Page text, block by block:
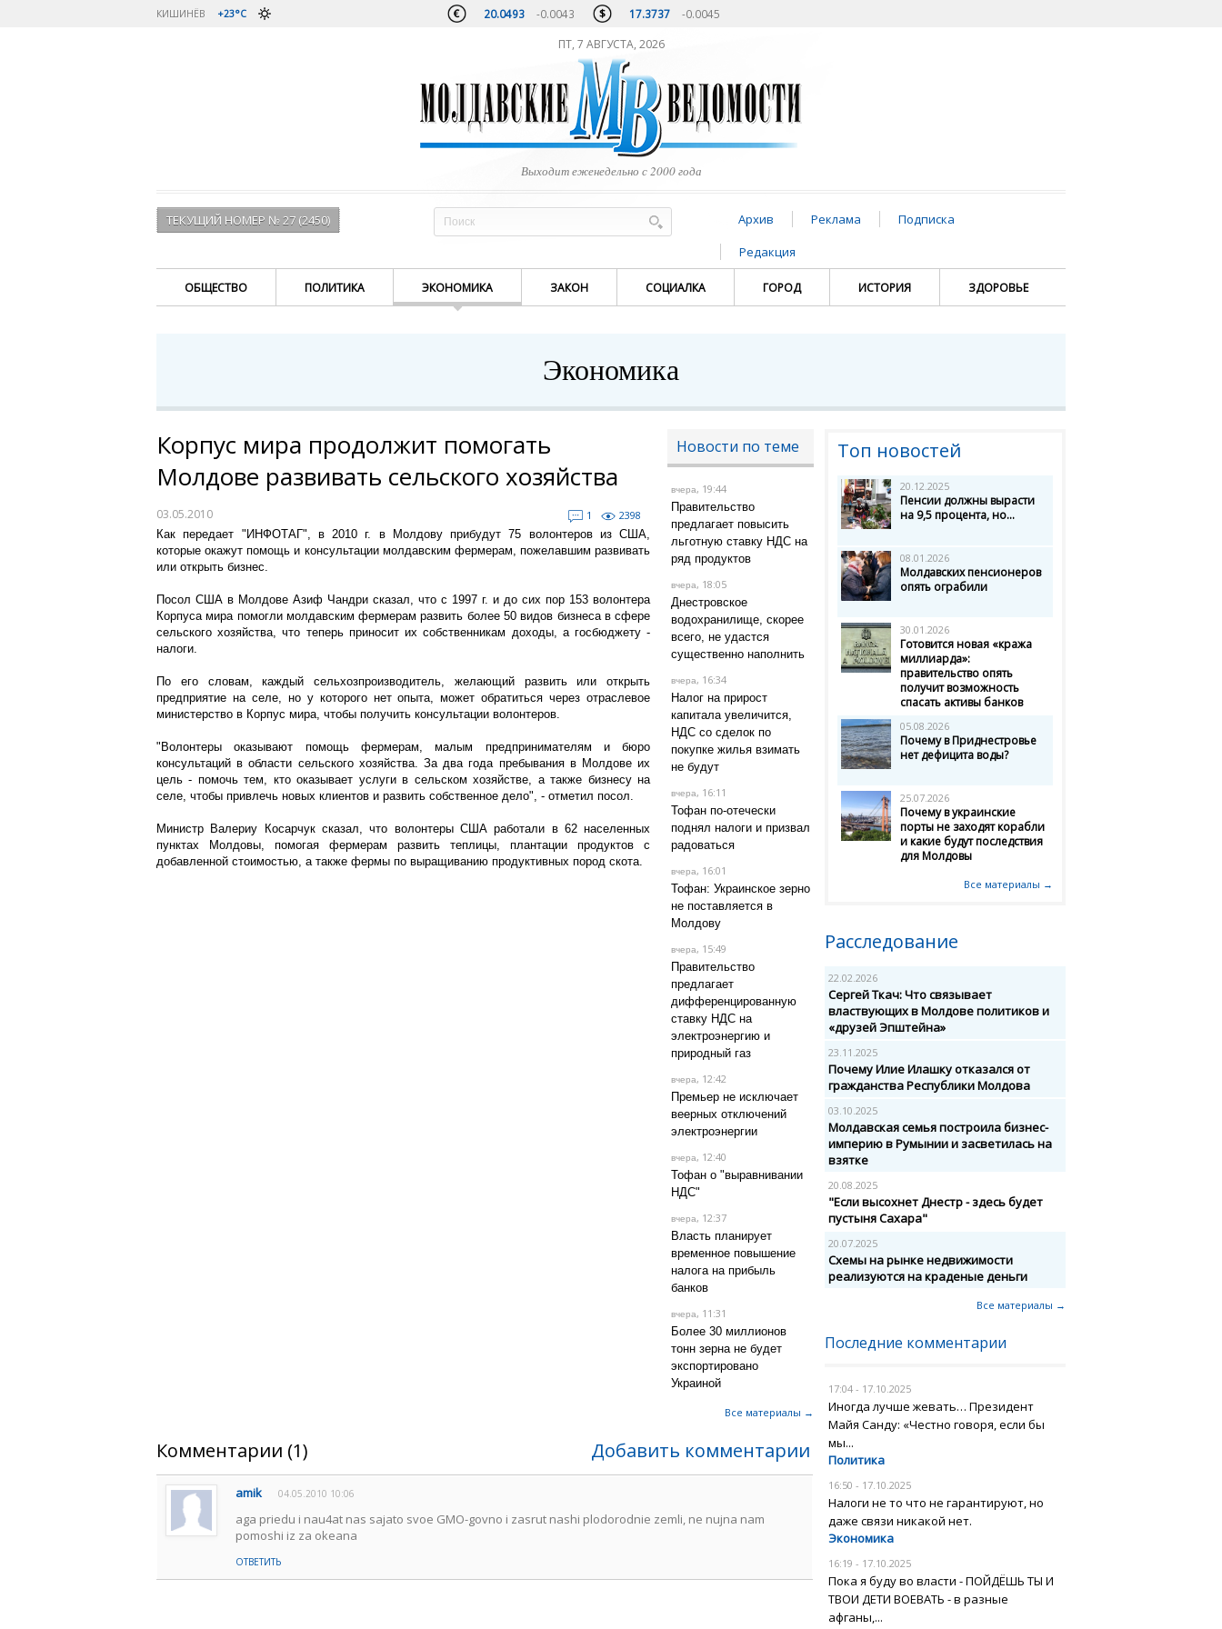
КИШИНЁВ +23°C 20.0493 -0.0043 17.3737 -0.0045
ПТ, 7 АВГУСТА, 2026
Выходит еженедельно с 2000 года
ТЕКУЩИЙ НОМЕР № 27 (2450) Архив Реклама
Подписка
Редакция
ОБЩЕСТВО ПОЛИТИКА ЭКОНОМИКА ЗАКОН СОЦИАЛКА ГОРОД ИСТОРИЯ ЗДОРОВЬЕ
Экономика
Корпус мира продолжит помогать
Молдове развивать сельского хозяйства
03.05.2010 1
2398
Как передает "ИНФОТАГ", в 2010 г. в Молдову прибудут 75 волонтеров из США,
которые окажут помощь и консультации молдавским фермерам, пожелавшим развивать
или открыть бизнес.
Посол США в Молдове Азиф Чандри сказал, что с 1997 г. и до сих пор 153 волонтера
Корпуса мира помогли молдавским фермерам развить более 50 видов бизнеса в сфере
сельского хозяйства, что теперь приносит их собственникам доходы, а госбюджету -
налоги.
По его словам, каждый сельхозпроизводитель, желающий развить или открыть
предприятие на селе, но у которого нет опыта, может обратиться через отраслевое
министерство в Корпус мира, чтобы получить консультации волонтеров.
"Волонтеры оказывают помощь фермерам, малым предпринимателям и бюро
консультаций в области сельского хозяйства. За два года пребывания в Молдове их
цель - помочь тем, кто оказывает услуги в сельском хозяйстве, а также бизнесу на
селе, чтобы привлечь новых клиентов и развить собственное дело", - отметил посол.
Министр Валериу Косарчук сказал, что волонтеры США работали в 62 населенных
пунктах Молдовы, помогая фермерам развить теплицы, плантации продуктов с
добавленной стоимостью, а также фермы по выращиванию продуктивных пород скота.
Новости по теме
вчера, 19:44
Правительство
предлагает повысить
льготную ставку НДС на
ряд продуктов
вчера, 18:05
Днестровское
водохранилище, скорее
всего, не удастся
существенно наполнить
вчера, 16:34
Налог на прирост
капитала увеличится,
НДС со сделок по
покупке жилья взимать
не будут
вчера, 16:11
Тофан по-отечески
поднял налоги и призвал
радоваться
вчера, 16:01
Тофан: Украинское зерно
не поставляется в
Молдову
вчера, 15:49
Правительство
предлагает
дифференцированную
ставку НДС на
электроэнергию и
природный газ
вчера, 12:42
Премьер не исключает
веерных отключений
электроэнергии
вчера, 12:40
Тофан о "выравнивании
НДС"
вчера, 12:37
Власть планирует
временное повышение
налога на прибыль
банков
вчера, 11:31
Более 30 миллионов
тонн зерна не будет
экспортировано
Украиной
Все материалы →
Комментарии (1) Добавить комментарии
amik 04.05.2010 10:06
aga priedu i nau4at nas sajato svoe GMO-govno i zasrut nashi plodorodnie zemli, ne nujna nam
pomoshi iz za okeana
ОТВЕТИТЬ
Топ новостей
20.12.2025
Пенсии должны вырасти
на 9,5 процента, но...
08.01.2026
Молдавских пенсионеров
опять ограбили
30.01.2026
Готовится новая «кража
миллиарда»:
правительство опять
получит возможность
спасать активы банков
05.08.2026
Почему в Приднестровье
нет дефицита воды?
25.07.2026
Почему в украинские
порты не заходят корабли
и какие будут последствия
для Молдовы
Все материалы →
Расследование
22.02.2026
Сергей Ткач: Что связывает
властвующих в Молдове политиков и
«друзей Эпштейна»
23.11.2025
Почему Илие Илашку отказался от
гражданства Республики Молдова
03.10.2025
Молдавская семья построила бизнес-
империю в Румынии и засветилась на
взятке
20.08.2025
"Если высохнет Днестр - здесь будет
пустыня Сахара"
20.07.2025
Схемы на рынке недвижимости
реализуются на краденые деньги
Все материалы →
Последние комментарии
17:04 - 17.10.2025
Иногда лучше жевать… Президент
Майя Санду: «Честно говоря, если бы
мы...
Политика
16:50 - 17.10.2025
Налоги не то что не гарантируют, но
даже связи никакой нет.
Экономика
16:19 - 17.10.2025
Пока я буду во власти - ПОЙДЁШЬ ТЫ И
ТВОИ ДЕТИ ВОЕВАТЬ - в разные
афганы,...